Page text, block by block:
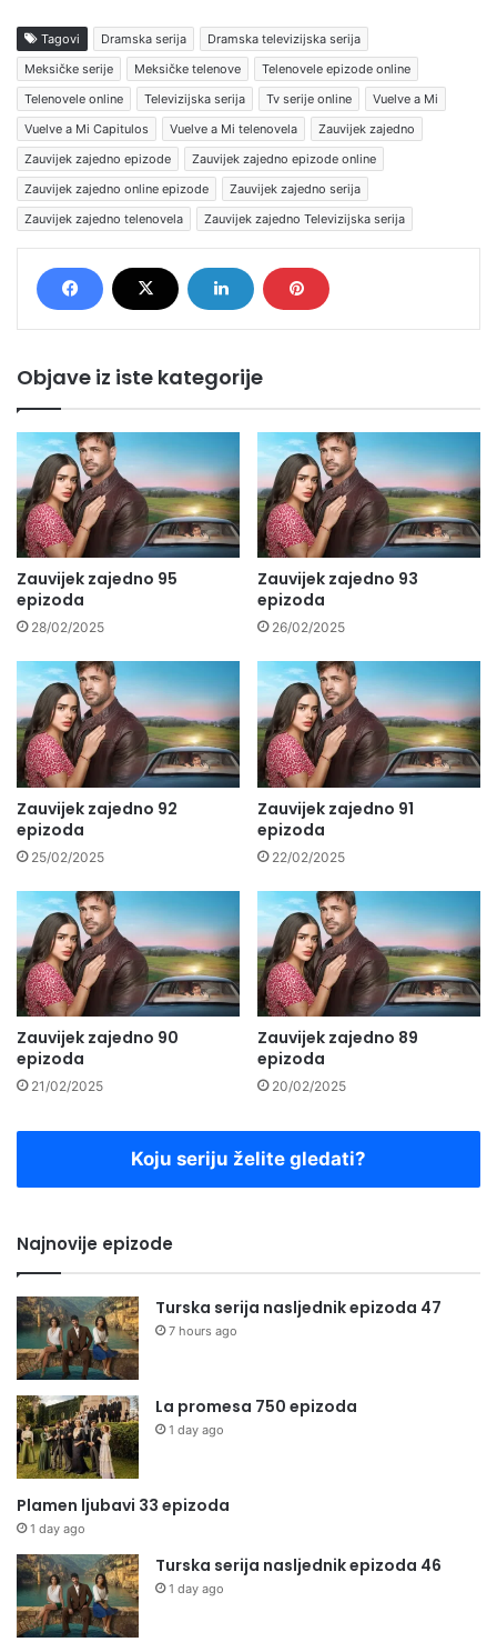
Tagovi Dramska serija
Dramska televizijska serija
Meksičke serije
Meksičke telenove
Telenovele epizode online
Telenovele online
Televizijska serija Tv serije online
Vuelve a Mi
Vuelve a Mi Capitulos
Vuelve a Mi telenovela
Zauvijek zajedno
Zauvijek zajedno epizode
Zauvijek zajedno epizode online
Zauvijek zajedno online epizode
Zauvijek zajedno serija
Zauvijek zajedno telenovela
Zauvijek zajedno Televizijska serija
Objave iz iste kategorije
Zauvijek zajedno 95
epizoda
28/02/2025
Zauvijek zajedno 93
epizoda
26/02/2025
Zauvijek zajedno 92
epizoda
25/02/2025
Zauvijek zajedno 91
epizoda
22/02/2025
Zauvijek zajedno 90
epizoda
21/02/2025
Zauvijek zajedno 89
epizoda
20/02/2025
Koju seriju želite gledati?
Najnovije epizode
Turska serija nasljednik epizoda 47
7 hours ago
La promesa 750 epizoda
1 day ago
Plamen ljubavi 33 epizoda
1 day ago
Turska serija nasljednik epizoda 46
1 day ago